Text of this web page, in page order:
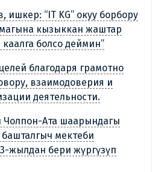
ишкер: “IT KG” окуу борбору
кызыккан жаштар
каалга болсо деймин”
благодаря грамотно
взаимодоверия и
деятельности.
Чолпон-Ата шаарындагы
мектеби
жылдан бери жүргүзүп